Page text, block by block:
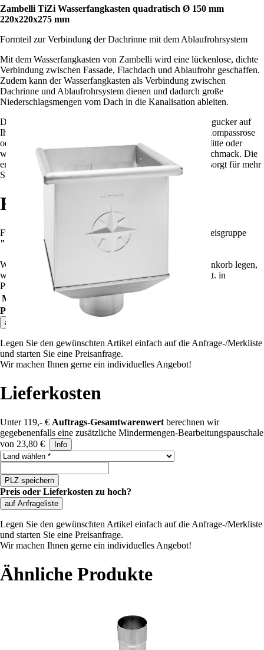
Zambelli TiZi Wasserfangkasten quadratisch Ø 150 mm
220x220x275 mm
Formteil zur Verbindung der Dachrinne mit dem Ablaufrohrsystem
Mit dem Wasserfangkasten von Zambelli wird eine lückenlose, dichte
Verbindung zwischen Fassade, Flachdach und Ablaufrohr geschaffen.
Zudem kann der Wasserfangkasten als Verbindung zwischen
Dachrinne und Ablaufrohrsystem dienen und dadurch große
Niederschlagsmengen vom Dach in die Kanalisation ableiten.
Der Wasserfangkasten von Zambelli ist ein optischer Hingucker auf
Ihrem Dach. Ob in langer oder quadratischer Form mit Kompassrose
oder in dezenter kleiner Form, mit Wasserablauf in der Mitte oder
wandseitig - bei Zambelli finden Sie etwas für jeden Geschmack. Die
erhöhte Niederschlagsaufnahme des Wasserfangkastens sorgt für mehr
Sicherheit bei Starkregenereignissen.
Rabatte
Für die Summe aller Artikel?Summe aller Artikel
in Preisgruppe
""
Wenn Sie weitere Artikel dieser Preisgruppe in den Warenkorb legen,
wird der Rabatt automatisch angepasst und dort angezeigt. in
Preisgruppe
""gelten folgende Rabatte:
Mindestbestellwert Rabatt Preis
Preis oder Lieferkosten zu hoch?
auf Anfrageliste
Legen Sie den gewünschten Artikel einfach auf die Anfrage-/Merkliste
und starten Sie eine Preisanfrage.
Wir machen Ihnen gerne ein individuelles Angebot!
Lieferkosten
Unter 119,- € Auftrags-Gesamtwarenwert berechnen wir
gegebenenfalls eine zusätzliche Mindermengen-Bearbeitungspauschale
von 23,80 €
Info
Land auswählen
PLZ speichern
Preis oder Lieferkosten zu hoch?
auf Anfrageliste
Legen Sie den gewünschten Artikel einfach auf die Anfrage-/Merkliste
und starten Sie eine Preisanfrage.
Wir machen Ihnen gerne ein individuelles Angebot!
Ähnliche Produkte